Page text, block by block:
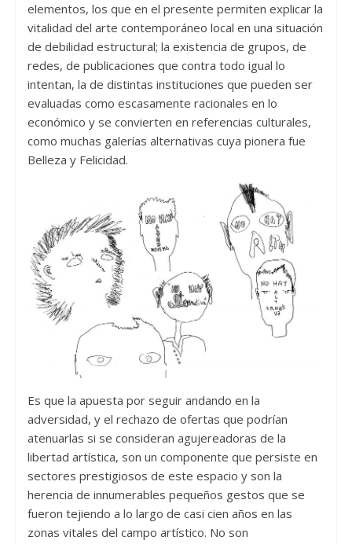
elementos, los que en el presente permiten explicar la
vitalidad del arte contemporáneo local en una situación
de debilidad estructural; la existencia de grupos, de
redes, de publicaciones que contra todo igual lo
intentan, la de distintas instituciones que pueden ser
evaluadas como escasamente racionales en lo
económico y se convierten en referencias culturales,
como muchas galerías alternativas cuya pionera fue
Belleza y Felicidad.
Es que la apuesta por seguir andando en la
adversidad, y el rechazo de ofertas que podrían
atenuarlas si se consideran agujereadoras de la
libertad artística, son un componente que persiste en
sectores prestigiosos de este espacio y son la
herencia de innumerables pequeños gestos que se
fueron tejiendo a lo largo de casi cien años en las
zonas vitales del campo artístico. No son